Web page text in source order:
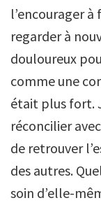
l’encourager à
regarder à
douloureux
comme une
était plus fort.
réconcilier
de retrouver
des autres.
soin d’elle-